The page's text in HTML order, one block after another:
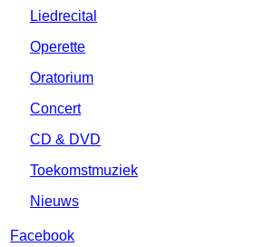
Liedrecital
Operette
Oratorium
Concert
CD & DVD
Toekomstmuziek
Nieuws
Facebook